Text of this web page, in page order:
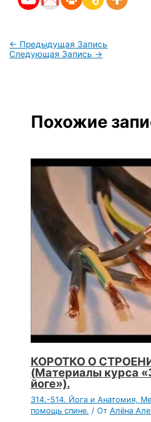
← Предыдущая Запись
Следующая Запись →
Похожие
КОРОТКО О
(Материалы курса
йоге»).
314.-514. Йога и Анатомия,
помощь спине. / От Алёна